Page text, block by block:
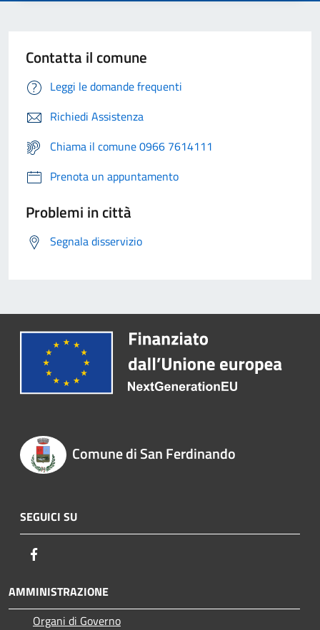
Contatta il comune
Leggi le domande frequenti
Richiedi Assistenza
Chiama il comune 0966 7614111
Prenota un appuntamento
Problemi in città
Segnala disservizio
Comune di San Ferdinando
SEGUICI SU
AMMINISTRAZIONE
Organi di Governo